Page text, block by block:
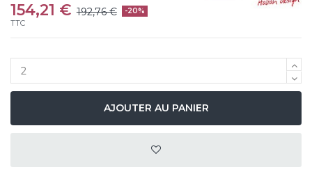
154,21 € 192,76 € -20%
TTC
AJOUTER AU PANIER